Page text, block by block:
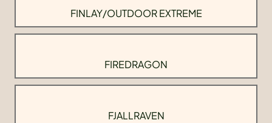
FINLAY/OUTDOOR EXTREME
FIREDRAGON
FJALLRAVEN